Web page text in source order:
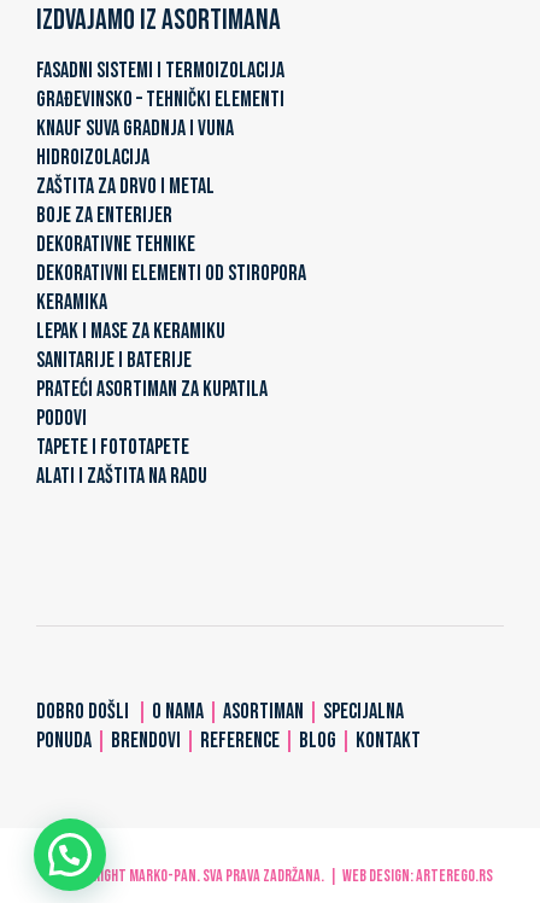
Izdvajamo iz asortimana
FASADNI SISTEMI I TERMOIZOLACIJA
GRAĐEVINSKO – TEHNIČKI ELEMENTI
KNAUF SUVA GRADNJA I VUNA
HIDROIZOLACIJA
ZAŠTITA ZA DRVO I METAL
BOJE ZA ENTERIJER
DEKORATIVNE TEHNIKE
DEKORATIVNI ELEMENTI OD STIROPORA
KERAMIKA
LEPAK I MASE ZA KERAMIKU
SANITARIJE I BATERIJE
PRATEĆI ASORTIMAN ZA KUPATILA
PODOVI
TAPETE I FOTOTAPETE
ALATI I ZAŠTITA NA RADU
DOBRO DOŠLI O NAMA ASORTIMAN
SPECIJALNA
PONUDA
BRENDOVI REFERENCE BLOG KONTAKT
© Copyright MARKO-PAN. Sva prava zadržana. | Web design:ARTerEgo.rs